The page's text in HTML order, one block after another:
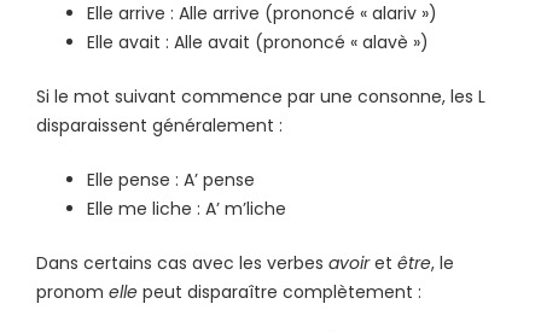
Elle arrive : Alle arrive (prononcé « alariv »)
Elle avait : Alle avait (prononcé « alavè »)
Si le mot suivant commence par une consonne, les L
disparaissent généralement :
Elle pense : A’ pense
Elle me liche : A’ m’liche
Dans certains cas avec les verbes avoiret être, le
pronom elle peut disparaître complètement :